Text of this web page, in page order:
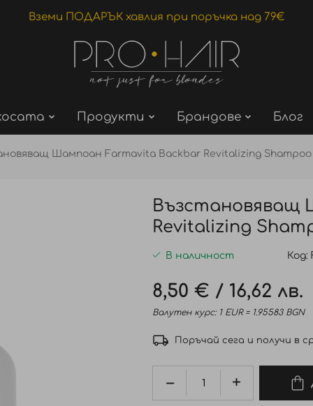
Вземи ПОДАРЪК хавлия при поръчка над 79€
Продукти Брандове Блог
Шампоан Farmavita Backbar Revitalizing Shampoo
Възстановяващ
Revitalizing
В наличност Код
8,50 € / 16,62 лв.
Валутен курс: 1 EUR = 1.95583 BGN
Поръчай сега и получи в